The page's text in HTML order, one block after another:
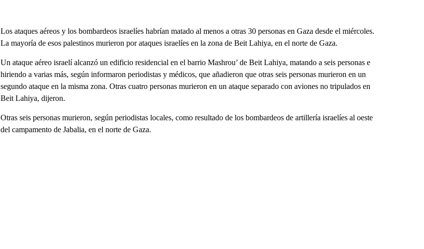
Los ataques aéreos y los bombardeos israelíes habrían matado al menos a otras 30 personas en Gaza desde el miércoles.
La mayoría de esos palestinos murieron por ataques israelíes en la zona de Beit Lahiya, en el norte de Gaza.
Un ataque aéreo israelí alcanzó un edificio residencial en el barrio Mashrou’ de Beit Lahiya, matando a seis personas e
hiriendo a varias más, según informaron periodistas y médicos, que añadieron que otras seis personas murieron en un
segundo ataque en la misma zona. Otras cuatro personas murieron en un ataque separado con aviones no tripulados en
Beit Lahiya, dijeron.
Otras seis personas murieron, según periodistas locales, como resultado de los bombardeos de artillería israelíes al oeste
del campamento de Jabalia, en el norte de Gaza.